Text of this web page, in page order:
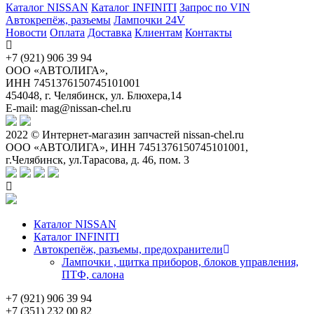
Каталог NISSAN Каталог INFINITI Запрос по VIN
Автокрепёж, разъемы Лампочки 24V
Новости Оплата Доставка Клиентам Контакты
+7 (921) 906 39 94
ООО «АВТОЛИГА»,
ИНН 7451376150745101001
454048, г. Челябинск, ул. Блюхера,14
E-mail: mag@nissan-chel.ru
2022 © Интернет-магазин запчастей nissan-chel.ru
ООО «АВТОЛИГА», ИНН 7451376150745101001,
г.Челябинск, ул.Тарасова, д. 46, пом. 3
Каталог NISSAN
Каталог INFINITI
Автокрепёж, разъемы, предохранители
Лампочки , щитка приборов, блоков управления,
ПТФ, салона
+7 (921) 906 39 94
+7 (351) 232 00 82